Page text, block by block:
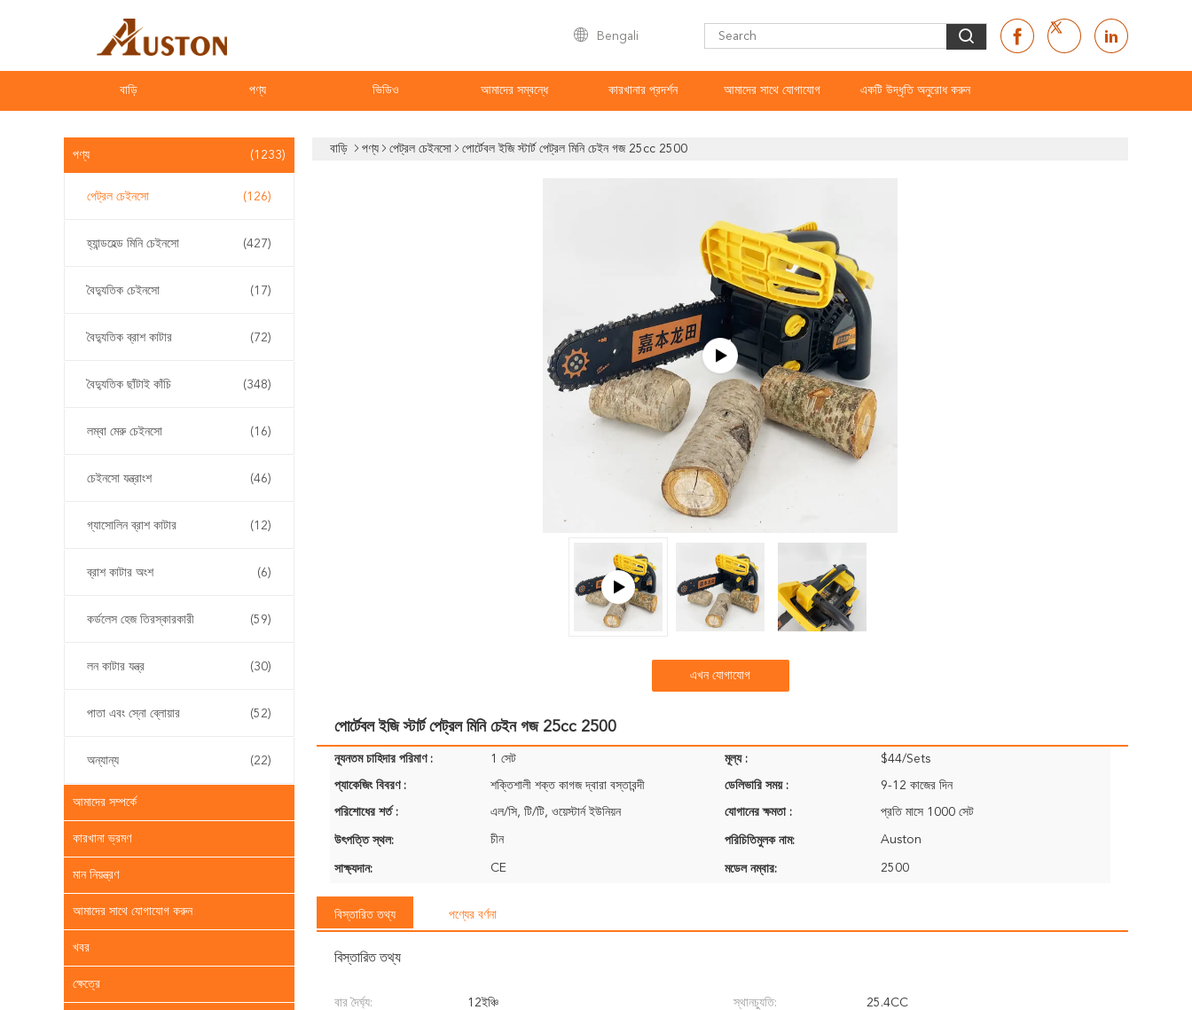
Bengali
বাড়ি পণ্য ভিডিও আমাদের সম্বন্ধে কারখানার প্রদর্শন আমাদের সাথে যোগাযোগ একটি উদ্ধৃতি অনুরোধ করুন
পণ্য (1233)
পেট্রল চেইনসো (126)
হ্যান্ডহেল্ড মিনি চেইনসো (427)
বৈদ্যুতিক চেইনসো (17)
বৈদ্যুতিক ব্রাশ কাটার (72)
বৈদ্যুতিক ছাঁটাই কাঁচি (348)
লম্বা মেরু চেইনসো (16)
চেইনসো যন্ত্রাংশ (46)
গ্যাসোলিন ব্রাশ কাটার (12)
ব্রাশ কাটার অংশ (6)
কর্ডলেস হেজ তিরস্কারকারী (59)
লন কাটার যন্ত্র (30)
পাতা এবং স্নো ব্লোয়ার (52)
অন্যান্য (22)
আমাদের সম্পর্কে
কারখানা ভ্রমণ
মান নিয়ন্ত্রণ
আমাদের সাথে যোগাযোগ করুন
খবর
ক্ষেত্রে
বাড়ি পণ্য পেট্রল চেইনসো পোর্টেবল ইজি স্টার্ট পেট্রল মিনি চেইন গজ 25cc 2500
এখন যোগাযোগ
পোর্টেবল ইজি স্টার্ট পেট্রল মিনি চেইন গজ 25cc 2500
ন্যূনতম চাহিদার পরিমাণ : 1 সেট মূল্য : $44/Sets
প্যাকেজিং বিবরণ : শক্তিশালী শক্ত কাগজ দ্বারা বস্তাবন্দী ডেলিভারি সময় : 9-12 কাজের দিন
পরিশোধের শর্ত : এল/সি, টি/টি, ওয়েস্টার্ন ইউনিয়ন যোগানের ক্ষমতা : প্রতি মাসে 1000 সেট
উৎপত্তি স্থল: চীন পরিচিতিমুলক নাম: Auston
সাক্ষ্যদান: CE মডেল নম্বার: 2500
বিস্তারিত তথ্য পণ্যের বর্ণনা
বিস্তারিত তথ্য
বার দৈর্ঘ্য: 12ইঞ্চি স্থানচ্যুতি: 25.4CC